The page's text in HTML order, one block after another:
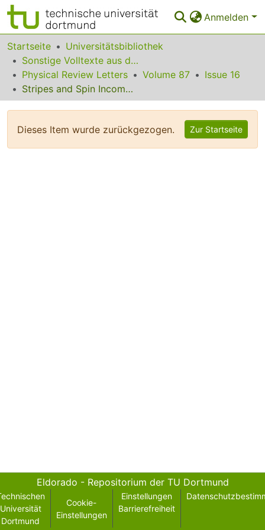
Anmelden
Bereiche & Sammlungen
Das gesamte Repositorium
Statistiken
Startseite
Universitätsbibliothek
Sonstige Volltexte aus dem Bibliotheksangebot
Physical Review Letters
Volume 87
Issue 16
Stripes and Spin Incommensurabilities Are Favored by Lattice Anisotropies
Dieses Item wurde zurückgezogen. Zur Startseite
Eldorado - Repositorium der TU Dortmund
Universität
Dortmund
Cookie-
Einstellungen
Einstellungen
Barrierefreiheit